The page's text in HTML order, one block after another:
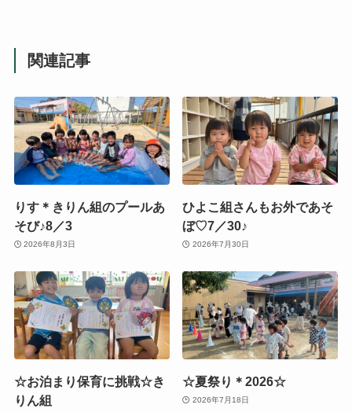
関連記事
りす＊きりん組のプールあ
そび♪8／3
2026年8月3日
ひよこ組さんもお外であそ
ぼ♡7／30♪
2026年7月30日
☆お泊まり保育に挑戦☆き
りん組
☆夏祭り＊2026☆
2026年7月18日